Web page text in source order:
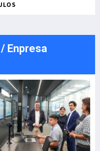
Enpresa